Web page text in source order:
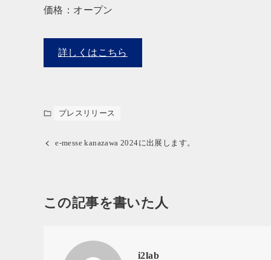
価格：オープン
詳しくはこちら
プレスリリース
e-messe kanazawa 2024に出展します。
この記事を書いた人
i2lab